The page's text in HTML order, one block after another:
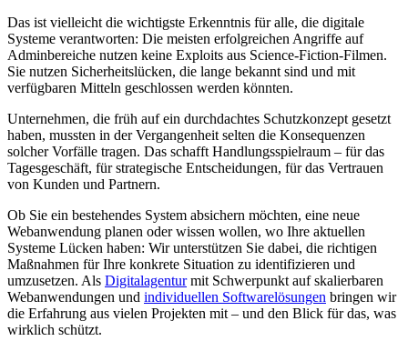
Das ist vielleicht die wichtigste Erkenntnis für alle, die digitale
Systeme verantworten: Die meisten erfolgreichen Angriffe auf
Adminbereiche nutzen keine Exploits aus Science-Fiction-Filmen.
Sie nutzen Sicherheitslücken, die lange bekannt sind und mit
verfügbaren Mitteln geschlossen werden könnten.
Unternehmen, die früh auf ein durchdachtes Schutzkonzept gesetzt
haben, mussten in der Vergangenheit selten die Konsequenzen
solcher Vorfälle tragen. Das schafft Handlungsspielraum – für das
Tagesgeschäft, für strategische Entscheidungen, für das Vertrauen
von Kunden und Partnern.
Ob Sie ein bestehendes System absichern möchten, eine neue
Webanwendung planen oder wissen wollen, wo Ihre aktuellen
Systeme Lücken haben: Wir unterstützen Sie dabei, die richtigen
Maßnahmen für Ihre konkrete Situation zu identifizieren und
umzusetzen. Als Digitalagenturmit Schwerpunkt auf skalierbaren
Webanwendungen und individuellen Softwarelösungen bringen wir
die Erfahrung aus vielen Projekten mit – und den Blick für das, was
wirklich schützt.